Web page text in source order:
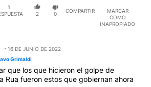
1
2 0
COMPARTIR
MARCAR
COMO
INAPROPIADO
16 DE JUNIO DE 2022
Grimaldi
que los que hicieron el golpe de
Rua fueron estos que gobiernan ahora